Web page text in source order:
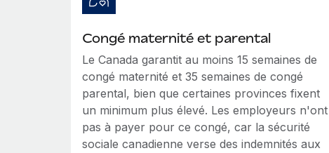
Congé maternité et parental
Le Canada garantit au moins 15 semaines de
congé maternité et 35 semaines de congé
parental, bien que certaines provinces fixent
un minimum plus élevé. Les employeurs n'ont
pas à payer pour ce congé, car la sécurité
sociale canadienne verse des indemnités aux